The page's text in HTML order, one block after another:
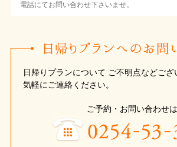
電話にてお問い合わせ下さいませ。
日帰りプランについて ご不明点などござ
気軽にご連絡ください。
ご予約・お問い合わせは